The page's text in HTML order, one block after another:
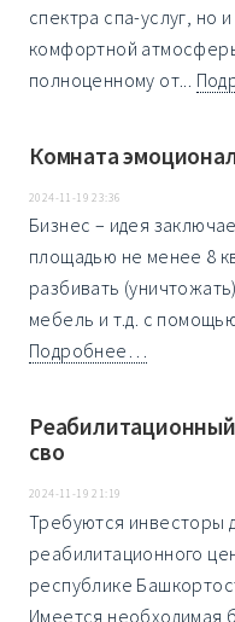
спектра спа-услуг, но
комфортной
полноценному от...
Комната
2024-11-19 23:36
Бизнес – идея
площадью не менее 8
разбивать
мебель и т.д. с
Подробнее…
сво
2024-11-19 21:19
Требуются инвесторы
реабилитационного
республике
Имеется необходимая